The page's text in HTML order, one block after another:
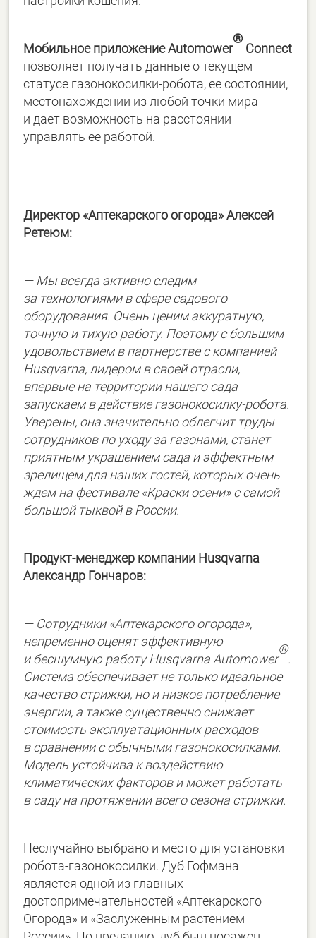
Мобильное приложение Automower
®
Connect
позволяет получать данные о текущем
статусе газонокосилки-робота, ее состоянии,
местонахождении из любой точки мира
и дает возможность на расстоянии
управлять ее работой.
Директор «Аптекарского огорода» Алексей
Ретеюм:
— Мы всегда активно следим
за технологиями в сфере садового
оборудования. Очень ценим аккуратную,
точную и тихую работу. Поэтому с большим
удовольствием в партнерстве с компанией
Husqvarna, лидером в своей отрасли,
впервые на территории нашего сада
запускаем в действие газонокосилку-робота.
Уверены, она значительно облегчит труды
сотрудников по уходу за газонами, станет
приятным украшением сада и эффектным
зрелищем для наших гостей, которых очень
ждем на фестивале «Краски осени» с самой
большой тыквой в России.
Продукт-менеджер компании Husqvarna
Александр Гончаров:
— Сотрудники «Аптекарского огорода»,
непременно оценят эффективную
и бесшумную работу Husqvarna Automower
®
.
Система обеспечивает не только идеальное
качество стрижки, но и низкое потребление
энергии, а также существенно снижает
стоимость эксплуатационных расходов
в сравнении с обычными газонокосилками.
Модель устойчива к воздействию
климатических факторов и может работать
в саду на протяжении всего сезона стрижки.
Неслучайно выбрано и место для установки
робота-газонокосилки. Дуб Гофмана
является одной из главных
достопримечательностей «Аптекарского
Огорода» и «Заслуженным растением